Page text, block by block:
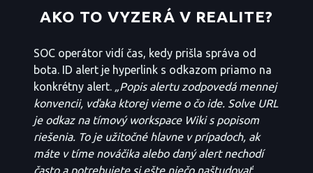
AKO TO VYZERÁ V REALITE?
SOC operátor vidí čas, kedy prišla správa od
bota. ID alert je hyperlink s odkazom priamo na
konkrétny alert. „Popis alertu zodpovedá mennej
konvencii, vďaka ktorej vieme o čo ide. Solve URL
je odkaz na tímový workspace Wiki s popisom
riešenia. To je užitočné hlavne v prípadoch, ak
máte v tíme nováčika alebo daný alert nechodí
často a potrebujete si ešte niečo naštudovať